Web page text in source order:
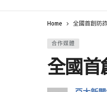
Home 全國首創防
合作媒體
全國